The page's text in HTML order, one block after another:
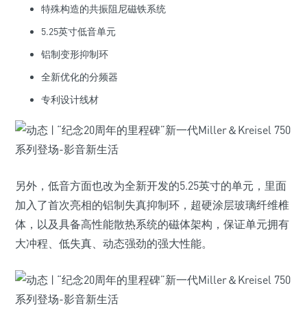
特殊构造的共振阻尼磁铁系统
5.25英寸低音单元
铝制变形抑制环
全新优化的分频器
专利设计线材
另外，低音方面也改为全新开发的5.25英寸的单元，里面
加入了首次亮相的铝制失真抑制环，超硬涂层玻璃纤维椎
体，以及具备高性能散热系统的磁体架构，保证单元拥有
大冲程、低失真、动态强劲的强大性能。